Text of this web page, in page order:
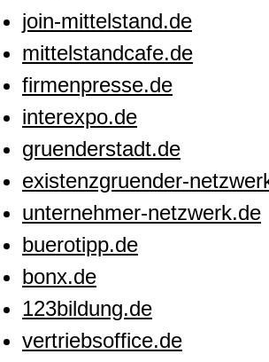
join-mittelstand.de
mittelstandcafe.de
firmenpresse.de
interexpo.de
gruenderstadt.de
existenzgruender-
unternehmer-netzwerk.de
buerotipp.de
bonx.de
123bildung.de
vertriebsoffice.de